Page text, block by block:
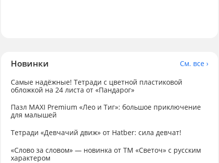
Новинки
См. все ›
Самые надёжные! Тетради с цветной пластиковой
обложкой на 24 листа от «Пандарог»
Пазл MAXI Premium «Лео и Тиг»: большое приключение
для малышей
Тетради «Девчачий движ» от Hatber: сила девчат!
«Слово за словом» — новинка от ТМ «Светоч» с русским
характером